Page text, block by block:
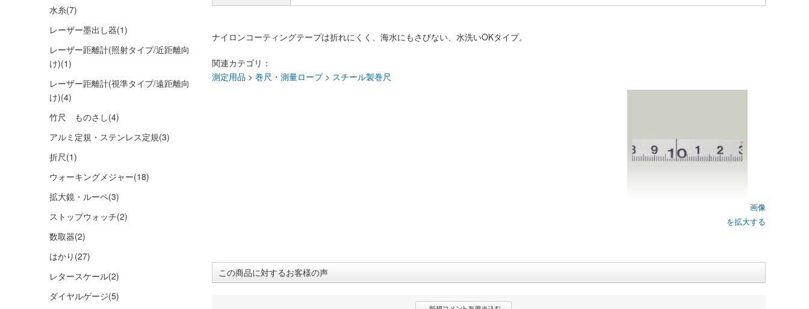
水糸(7)
レーザー墨出し器(1)
レーザー距離計(照射タイプ/近距離向
け)(1)
レーザー距離計(視準タイプ/遠距離向
け)(4)
竹尺 ものさし(4)
アルミ定規・ステンレス定規(3)
折尺(1)
ウォーキングメジャー(18)
拡大鏡・ルーペ(3)
ストップウォッチ(2)
数取器(2)
はかり (27)
レタースケール(2)
ダイヤルゲージ(5)
ナイロンコーティングテープは折れにくく、海水にもさびない、水洗いOKタイプ。
関連カテゴリ：
測定用品 > 巻尺・測量ロープ> スチール製巻尺
画像
を拡大する
この商品に対するお客様の声